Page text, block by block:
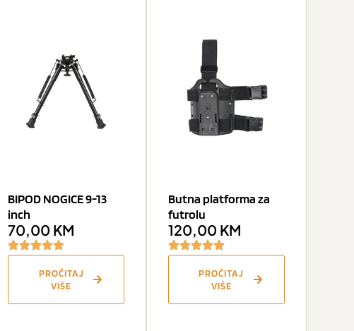
BIPOD NOGICE 9-13
inch
70,00 KM
PROČITAJ
VIŠE
Butna platforma za
futrolu
120,00 KM
PROČITAJ
VIŠE